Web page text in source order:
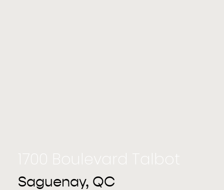
1700 Boulevard Talbot
Saguenay, QC